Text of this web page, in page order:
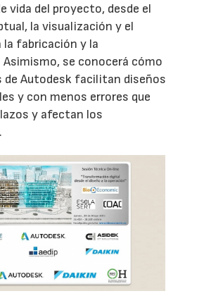
vida del proyecto, desde el
la visualización y el
fabricación y la
se conocerá cómo
de Autodesk facilitan diseños
y con menos errores que
y afectan los